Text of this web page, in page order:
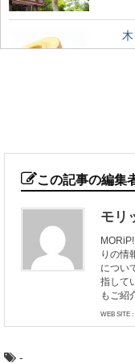
野
日
知
この記事の編集
モリ
りの情
につい
指して
もご紹
WEB SITE :
-